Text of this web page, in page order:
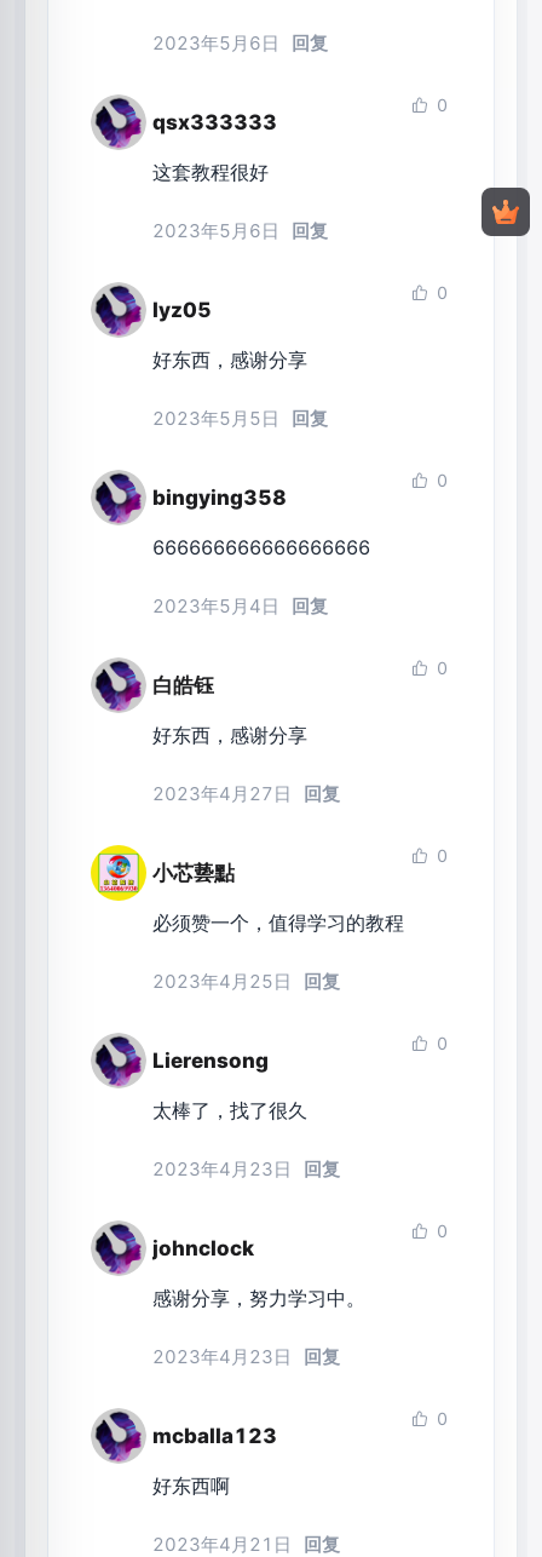
2023年5月6日 回复
qsx333333
0
这套教程很好
2023年5月6日 回复
lyz05
0
好东西，感谢分享
2023年5月5日 回复
bingying358
0
666666666666666666
2023年5月4日 回复
白皓钰
0
好东西，感谢分享
2023年4月27日 回复
小芯兿點
0
必须赞一个，值得学习的教程
2023年4月25日 回复
Lierensong
0
太棒了，找了很久
2023年4月23日 回复
johnclock
0
感谢分享，努力学习中。
2023年4月23日 回复
mcballa123
0
好东西啊
2023年4月21日 回复